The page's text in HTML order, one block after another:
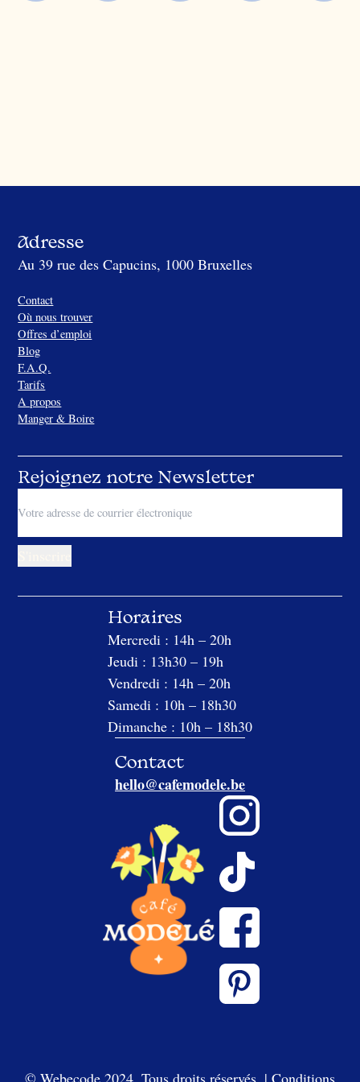
Adresse
Au 39 rue des Capucins, 1000 Bruxelles
Contact
Où nous trouver
Offres d’emploi
Blog
F.A.Q.
Tarifs
A propos
Manger & Boire
Rejoignez notre Newsletter
Horaires
Mercredi : 14h – 20h
Jeudi : 13h30 – 19h
Vendredi : 14h – 20h
Samedi : 10h – 18h30
Dimanche : 10h – 18h30
Contact
hello@cafemodele.be